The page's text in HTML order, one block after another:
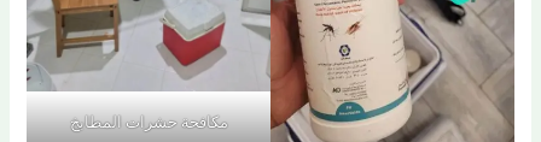
مكافحة حشرات المطابخ